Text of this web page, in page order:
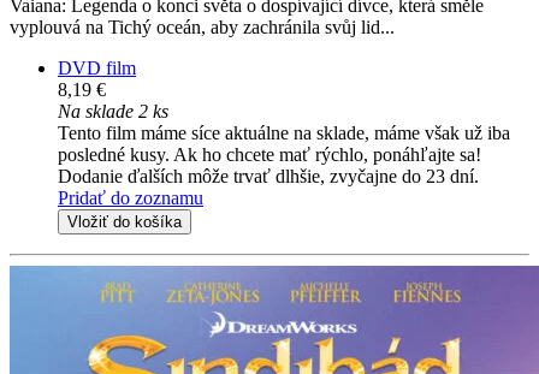
Vaiana: Legenda o konci světa o dospívající dívce, která směle
vyplouvá na Tichý oceán, aby zachránila svůj lid...
DVD film
8,19 €
Na sklade 2 ks
Tento film máme síce aktuálne na sklade, máme však už iba
posledné kusy. Ak ho chcete mať rýchlo, ponáhľajte sa!
Dodanie ďalších môže trvať dlhšie, zvyčajne do 23 dní.
Pridať do zoznamu
Vložiť do košíka